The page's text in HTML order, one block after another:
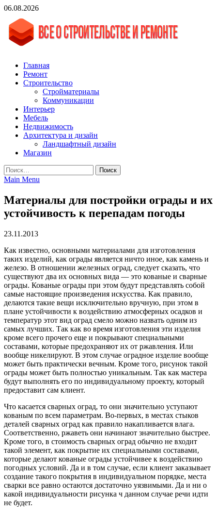
Skip
content
06.08.2026
vgasa.ru
Строительный журнал. Всё о строительстве и ремонтах
Главная
Ремонт
Строительство
Стройматериалы
Коммуникации
Интерьер
Мебель
Недвижимость
Архитектура и дизайн
Ландшафтный дизайн
Магазин
Найти:
Main Menu
Материалы для постройки ограды и их
устойчивость к перепадам погоды
23.11.2013
Как известно, основными материалами для изготовления
таких изделий, как ограды является ничто иное, как камень и
железо. В отношении железных оград, следует сказать, что
существуют два их основных вида — это кованые и сварные
ограды. Кованые ограды при этом будут представлять собой
самые настоящие произведения искусства. Как правило,
делаются такие вещи исключительно вручную, при этом в
плане устойчивости к воздействию атмосферных осадков и
температур этот вид оград смело можно назвать одним из
самых лучших. Так как во время изготовления эти изделия
кроме всего прочего еще и покрывают специальными
составами, которые предохраняют их от ржавления. Или
вообще никелируют. В этом случае оградное изделие вообще
может быть практически вечным. Кроме того, рисунок такой
ограды может быть полностью уникальным. Так как мастера
будут выполнять его по индивидуальному проекту, который
предоставит сам клиент.
Что касается сварных оград, то они значительно уступают
кованым по всем параметрам. Во-первых, в местах стыков
деталей сварных оград как правило накапливается влага.
Соответственно, ржаветь они начинают значительно быстрее.
Кроме того, в стоимость сварных оград обычно не входит
такой элемент, как покрытие их специальными составами,
которые делают кованые ограды устойчивее к воздействию
погодных условий. Да и в том случае, если клиент заказывает
создание такого покрытия в индивидуальном порядке, места
сварки все равно остаются достаточно уязвимыми. Да и ни о
какой индивидуальности рисунка ч данном случае речи идти
не будет.